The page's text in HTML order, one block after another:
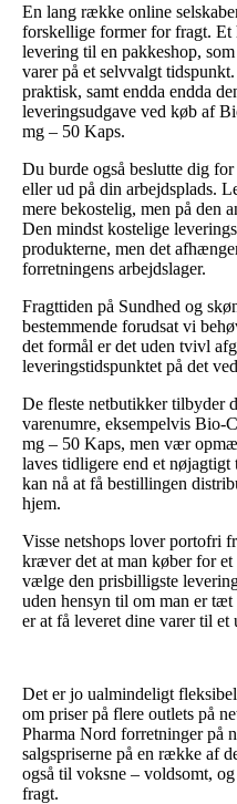
En lang række online
forskellige former for fragt.
levering til en pakkeshop,
varer på et selvvalgt
praktisk, samt endda endda
leveringsudgave ved køb af
mg – 50 Kaps.
Du burde også beslutte dig
eller ud på din arbejdsplads.
mere bekostelig, men på den
Den mindst kostelige
produkterne, men det
forretningens arbejdslager.
Fragttiden på Sundhed og
bestemmende forudsat vi
det formål er det uden tvivl
leveringstidspunktet på det
De fleste netbutikker tilbyder
varenumre, eksempelvis Bio-
mg – 50 Kaps, men vær
laves tidligere end et
kan nå at få bestillingen
hjem.
Visse netshops lover portofri
kræver det at man køber for
vælge den prisbilligste
uden hensyn til om man er
er at få leveret dine varer til et
Det er jo ualmindeligt
om priser på flere outlets på
Pharma Nord forretninger på
salgspriserne på en række af
også til voksne – voldsomt,
fragt.